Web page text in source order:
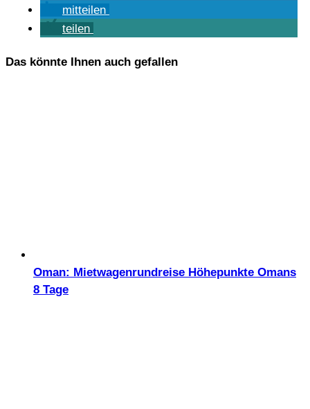
mit­tei­len
tei­len
Das könnte Ihnen auch gefallen
Oman: Mietwagenrundreise Höhepunkte Omans
8 Tage